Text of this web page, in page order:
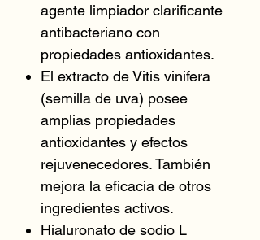
agente limpiador clarificante
antibacteriano con
propiedades antioxidantes.
El extracto de Vitis vinifera
(semilla de uva) posee
amplias propiedades
antioxidantes y efectos
rejuvenecedores. También
mejora la eficacia de otros
ingredientes activos.
Hialuronato de sodio L